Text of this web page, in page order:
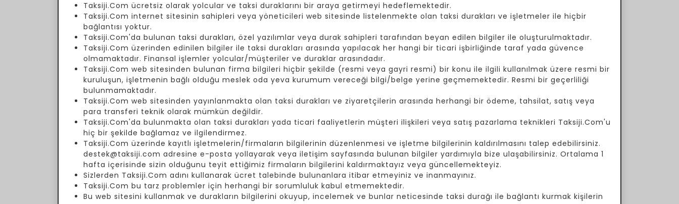
Taksiji.Com ücretsiz olarak yolcular ve taksi duraklarını bir araya getirmeyi hedeflemektedir.
Taksiji.Com internet sitesinin sahipleri veya yöneticileri web sitesinde listelenmekte olan taksi durakları ve işletmeler ile hiçbir
bağlantısı yoktur.
Taksiji.Com'da bulunan taksi durakları, özel yazılımlar veya durak sahipleri tarafından beyan edilen bilgiler ile oluşturulmaktadır.
Taksiji.Com üzerinden edinilen bilgiler ile taksi durakları arasında yapılacak her hangi bir ticari işbirliğinde taraf yada güvence
olmamaktadır. Finansal işlemler yolcular/müşteriler ve duraklar arasındadır.
Taksiji.Com web sitesinden bulunan firma bilgileri hiçbir şekilde (resmi veya gayri resmi) bir konu ile ilgili kullanılmak üzere resmi bir
kuruluşun, işletmenin bağlı olduğu meslek oda yeva kurumum vereceği bilgi/belge yerine geçmemektedir. Resmi bir geçerliliği
bulunmamaktadır.
Taksiji.Com web sitesinden yayınlanmakta olan taksi durakları ve ziyaretçilerin arasında herhangi bir ödeme, tahsilat, satış veya
para transferi teknik olarak mümkün değildir.
Taksiji.Com'da bulunmakta olan taksi durakları yada ticari faaliyetlerin müşteri ilişkileri veya satış pazarlama teknikleri Taksiji.Com'u
hiç bir şekilde bağlamaz ve ilgilendirmez.
Taksiji.Com üzerinde kayıtlı işletmelerin/firmaların bilgilerinin düzenlenmesi ve işletme bilgilerinin kaldırılmasını talep edebilirsiniz.
destek@taksiji.com adresine e-posta yollayarak veya iletişim sayfasında bulunan bilgiler yardımıyla bize ulaşabilirsiniz. Ortalama 1
hafta içerisinde sizin olduğunu teyit ettiğimiz firmaların bilgilerini kaldırmaktayız veya güncellemekteyiz.
Sizlerden Taksiji.Com adını kullanarak ücret talebinde bulunanlara itibar etmeyiniz ve inanmayınız.
Taksiji.Com bu tarz problemler için herhangi bir sorumluluk kabul etmemektedir.
Bu web sitesini kullanmak ve durakların bilgilerini okuyup, incelemek ve bunlar neticesinde taksi durağı ile bağlantı kurmak kişilerin